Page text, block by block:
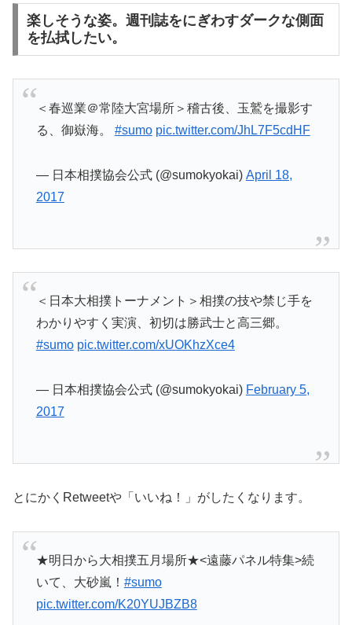
楽しそうな姿。週刊誌をにぎわすダークな側面
を払拭したい。
＜春巡業＠常陸大宮場所＞稽古後、玉鷲を撮影す
る、御嶽海。 #sumo pic.twitter.com/JhL7F5cdHF
— 日本相撲協会公式 (@sumokyokai) April 18,
2017
＜日本大相撲トーナメント＞相撲の技や禁じ手を
わかりやすく実演、初切は勝武士と高三郷。
#sumo pic.twitter.com/xUOKhzXce4
— 日本相撲協会公式 (@sumokyokai) February 5,
2017
とにかくRetweetや「いいね！」がしたくなります。
★明日から大相撲五月場所★<遠藤パネル特集>続
いて、大砂嵐！ #sumo
pic.twitter.com/K20YUJBZB8